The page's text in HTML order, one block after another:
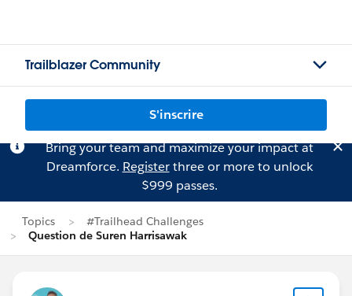
Trailblazer Community
S'inscrire
Bring your team and maximize your impact at
Dreamforce. Registerthree or more to unlock
$999 passes.
Topics
#Trailhead Challenges
Question de Suren Harrisawak